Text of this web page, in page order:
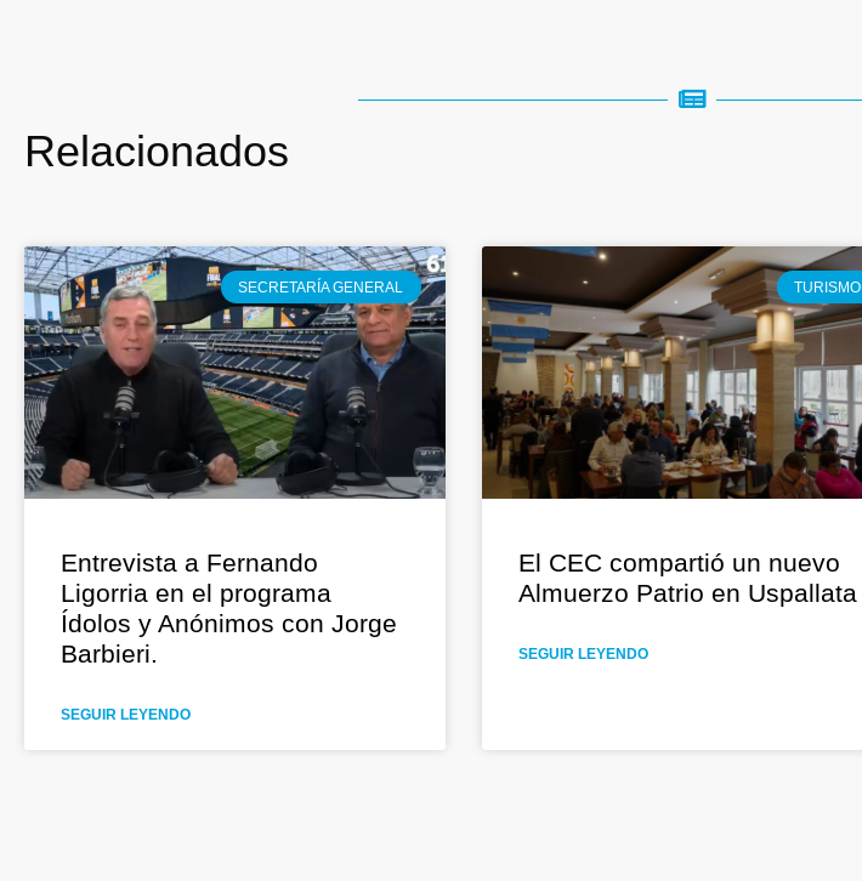
Relacionados
SECRETARÍA GENERAL
Entrevista a Fernando
Ligorria en el programa
Ídolos y Anónimos con Jorge
Barbieri.
SEGUIR LEYENDO
TURISMO
El CEC compartió un nuevo
Almuerzo Patrio en Uspallata
SEGUIR LEYENDO